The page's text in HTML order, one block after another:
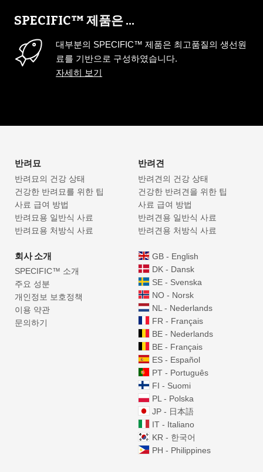
SPECIFIC™ 제품은 ...
대부분의 SPECIFIC™ 제품은 최고품질의 생선원
료를 기반으로 구성하였습니다.
자세히 보기
반려묘
반려묘의 건강 상태
건강한 반려묘를 위한 팁
사료 급여 방법
반려묘용 일반식 사료
반려묘용 처방식 사료
반려견
반려견의 건강 상태
건강한 반려견을 위한 팁
사료 급여 방법
반려견용 일반식 사료
반려견용 처방식 사료
회사 소개
SPECIFIC™ 소개
주요 성분
개인정보 보호정책
이용 약관
문의하기
GB - English
DK - Dansk
SE - Svenska
NO - Norsk
NL - Nederlands
FR - Français
BE - Nederlands
BE - Français
ES - Español
PT - Português
FI - Suomi
PL - Polska
JP - 日本語
IT - Italiano
KR - 한국어
PH - Philippines